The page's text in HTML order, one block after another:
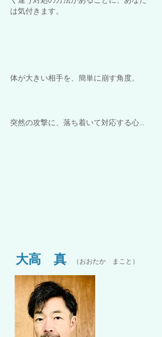
大高 真 （おおたか まこと）